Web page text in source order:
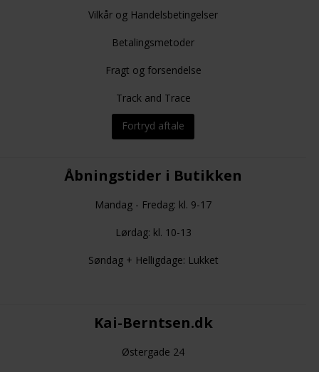
Kai-Berntsen.dk
Østergade 24
Åbningstider i Butikken
Mandag - Fredag: kl. 9-17
Lørdag: kl. 10-13
Søndag + Helligdage: Lukket
Vilkår og Handelsbetingelser
Betalingsmetoder
Fragt og forsendelse
Track and Trace
Fortryd aftale